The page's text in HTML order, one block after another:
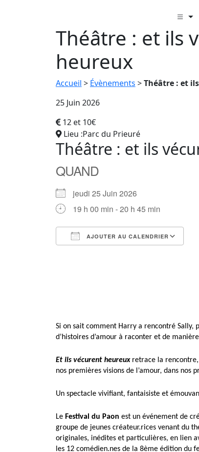
Théâtre : et ils
heureux
Accueil > Évènements >Théâtre : et
25 Juin 2026
12 et 10€
Lieu :Parc du Prieuré
Théâtre : et ils
QUAND
jeudi 25 Juin 2026
19 h 00 min - 20 h 45 min
AJOUTER AU CALENDRIER
Si on sait comment Harry a rencontré Sally,
d’histoires d’amour à raconter et de
Et ils vécurent heureuxretrace la rencontre,
nos premières visions de l’amour, dans
Un spectacle vivifiant, fantaisiste et
Le Festival du Paon est un événement de
groupe de jeunes créateur.rices venant du
originales, inédites et particulières, en lien
les 12 comédien.nes de la 8ème édition du